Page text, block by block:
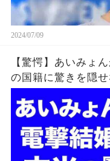
2024/07/09
【驚愕】あいみょ
の国籍に驚きを隠
名な女性歌手の同